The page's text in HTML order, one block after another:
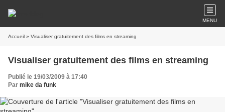
MENU
Accueil » Visualiser gratuitement des films en streaming
Visualiser gratuitement des films en streaming
Publié le 19/03/2009 à 17:40
Par mike da funk